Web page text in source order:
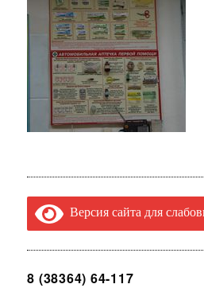
Версия сайта для
8 (38364) 64-117